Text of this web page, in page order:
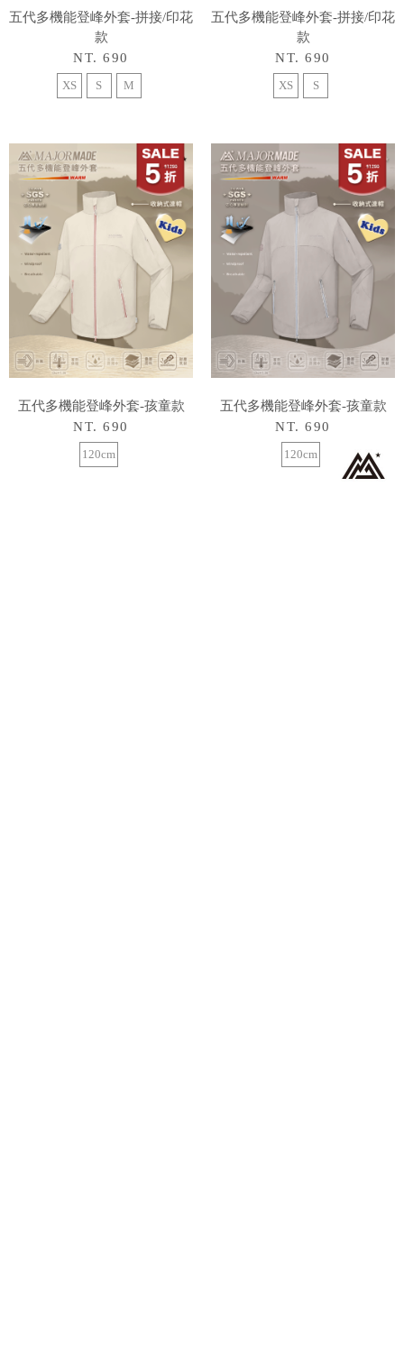
五代多機能登峰外套-拼接/印花
款
NT. 690
XS S M
五代多機能登峰外套-拼接/印花
款
NT. 690
XS S
五代多機能登峰外套-孩童款
NT. 690
120cm
五代多機能登峰外套-孩童款
NT. 690
120cm